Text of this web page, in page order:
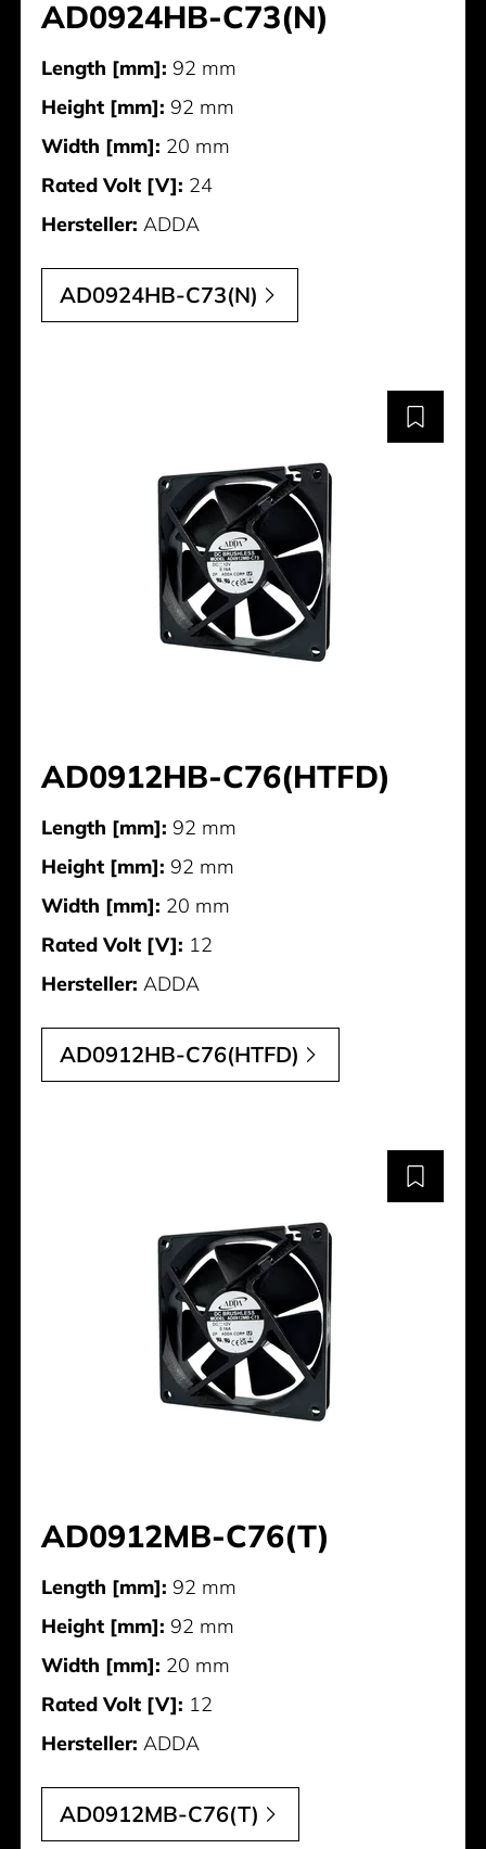
AD0924HB-C73(N)
Length [mm]: 92 mm
Height [mm]: 92 mm
Width [mm]: 20 mm
Rated Volt [V]: 24
Hersteller: ADDA
AD0924HB-C73(N)
AD0912HB-C76(HTFD)
Length [mm]: 92 mm
Height [mm]: 92 mm
Width [mm]: 20 mm
Rated Volt [V]: 12
Hersteller: ADDA
AD0912HB-C76(HTFD)
AD0912MB-C76(T)
Length [mm]: 92 mm
Height [mm]: 92 mm
Width [mm]: 20 mm
Rated Volt [V]: 12
Hersteller: ADDA
AD0912MB-C76(T)